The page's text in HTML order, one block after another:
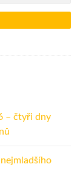
– čtyři dny